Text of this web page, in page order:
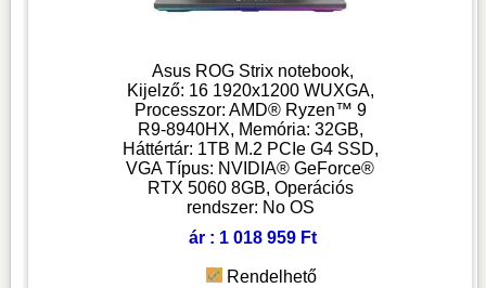
Asus ROG Strix notebook,
Kijelző: 16 1920x1200 WUXGA,
Processzor: AMD® Ryzen™ 9
R9-8940HX, Memória: 32GB,
Háttértár: 1TB M.2 PCIe G4 SSD,
VGA Típus: NVIDIA® GeForce®
RTX 5060 8GB, Operációs
rendszer: No OS
ár : 1 018 959 Ft
Rendelhető